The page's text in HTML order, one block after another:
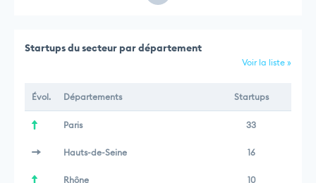
Startups du secteur par département
Voir la liste »
Évol. Départements Startups
Paris 33
Hauts-de-Seine 16
Rhône 10